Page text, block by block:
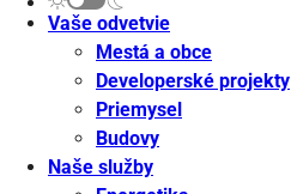
Vaše odvetvie
Mestá a obce
Developerské projekty
Priemysel
Budovy
Naše služby